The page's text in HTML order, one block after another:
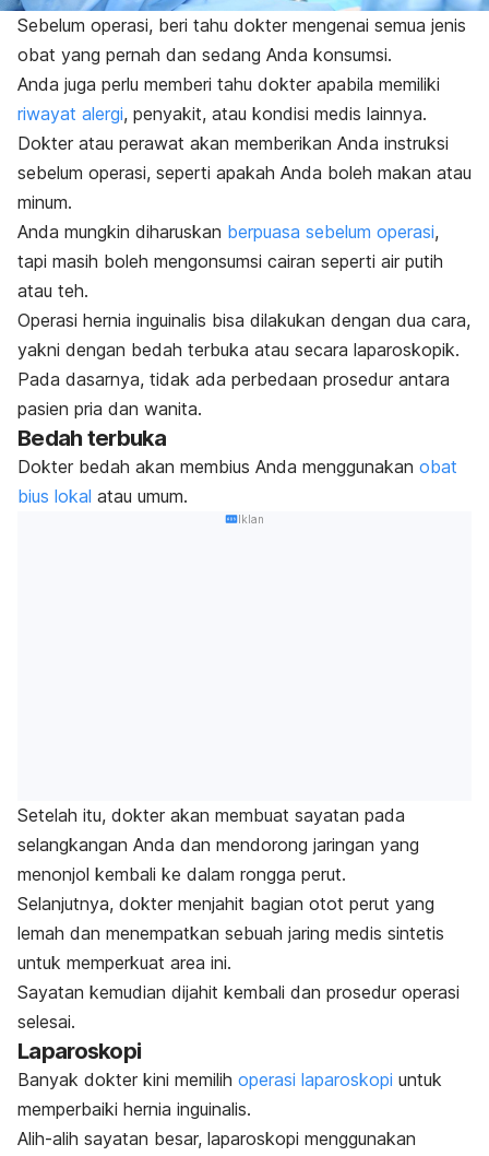
Sebelum operasi, beri tahu dokter mengenai semua jenis
obat yang pernah dan sedang Anda konsumsi.
Anda juga perlu memberi tahu dokter apabila memiliki
riwayat alergi, penyakit, atau kondisi medis lainnya.
Dokter atau perawat akan memberikan Anda instruksi
sebelum operasi, seperti apakah Anda boleh makan atau
minum.
Anda mungkin diharuskan berpuasa sebelum operasi,
tapi masih boleh mengonsumsi cairan seperti air putih
atau teh.
Operasi hernia inguinalis bisa dilakukan dengan dua cara,
yakni dengan bedah terbuka atau secara laparoskopik.
Pada dasarnya, tidak ada perbedaan prosedur antara
pasien pria dan wanita.
Bedah terbuka
Dokter bedah akan membius Anda menggunakan obat
bius lokal atau umum.
Iklan
Setelah itu, dokter akan membuat sayatan pada
selangkangan Anda dan mendorong jaringan yang
menonjol kembali ke dalam rongga perut.
Selanjutnya, dokter menjahit bagian otot perut yang
lemah dan menempatkan sebuah jaring medis sintetis
untuk memperkuat area ini.
Sayatan kemudian dijahit kembali dan prosedur operasi
selesai.
Laparoskopi
Banyak dokter kini memilih operasi laparoskopi untuk
memperbaiki hernia inguinalis.
Alih-alih sayatan besar, laparoskopi menggunakan